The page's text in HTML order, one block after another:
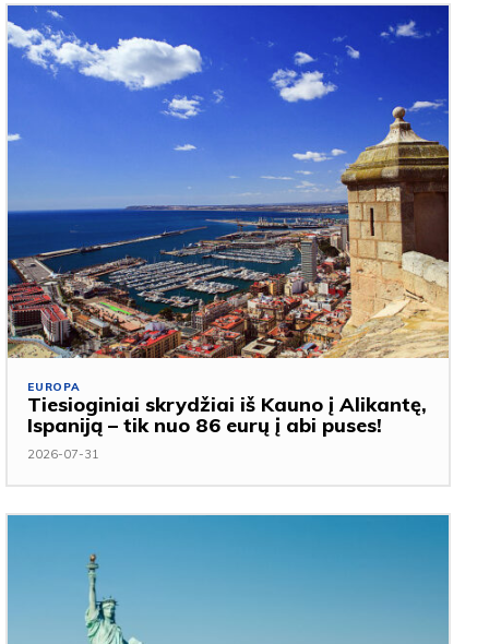
EUROPA
Tiesioginiai skrydžiai iš Kauno į Alikantę,
Ispaniją – tik nuo 86 eurų į abi puses!
2026-07-31